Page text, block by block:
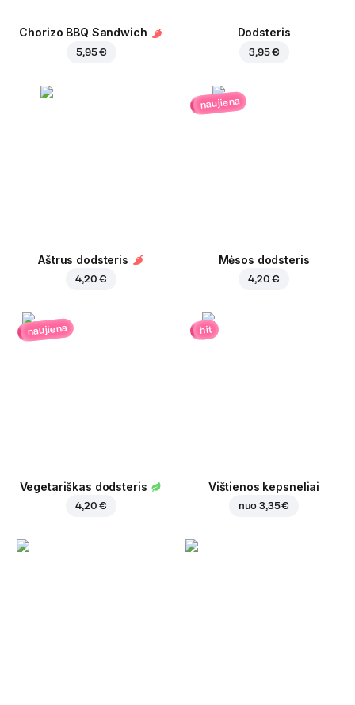
Chorizo BBQ Sandwich
5,95 €
Dodsteris
3,95 €
Aštrus dodsteris
4,20 €
naujiena
Mėsos dodsteris
4,20 €
naujiena
Vegetariškas dodsteris
4,20 €
hit
Vištienos kepsneliai
nuo3,35 €